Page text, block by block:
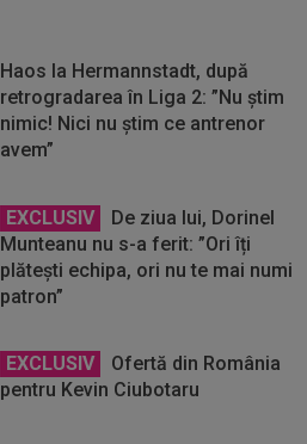
Haos la Hermannstadt, după
retrogradarea în Liga 2: ”Nu știm
nimic! Nici nu știm ce antrenor
avem”
EXCLUSIV
De ziua lui, Dorinel
Munteanu nu s-a ferit: ”Ori îți
plătești echipa, ori nu te mai numi
patron”
EXCLUSIV
Ofertă din România
pentru Kevin Ciubotaru